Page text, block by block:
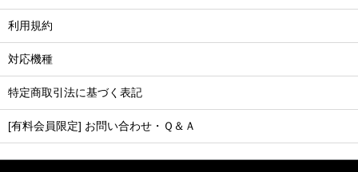
利用規約
対応機種
特定商取引法に基づく表記
[有料会員限定] お問い合わせ・Ｑ＆Ａ